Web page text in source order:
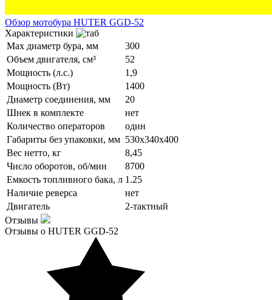
Обзор мотобура HUTER GGD-52
Характеристики
Мах диаметр бура, мм
300
Объем двигателя, см³
52
Мощность (л.с.)
1,9
Мощность (Вт)
1400
Диаметр соединения, мм
20
Шнек в комплекте
нет
Количество операторов
один
Габариты без упаковки, мм 530х340х400
Вес нетто, кг
8,45
Число оборотов, об/мин
8700
Емкость топливного бака, л 1.25
Наличие реверса
нет
Двигатель
2-тактный
Отзывы
Отзывы о HUTER GGD-52